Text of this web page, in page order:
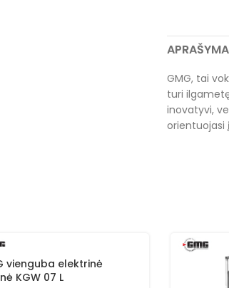
GMG, tai
turi
inovatyvi,
orientuojasi
vienguba elektrinė
KGW 07 L